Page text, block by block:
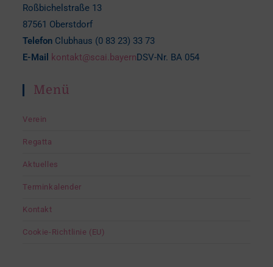
Roßbichelstraße 13
87561 Oberstdorf
Telefon Clubhaus (0 83 23) 33 73
E-Mail
kontakt@scai.bayernDSV-Nr. BA 054
Menü
Verein
Regatta
Aktuelles
Terminkalender
Kontakt
Cookie-Richtlinie (EU)